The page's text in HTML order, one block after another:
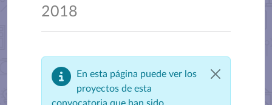
2018
En esta página puede ver los
proyectos de esta